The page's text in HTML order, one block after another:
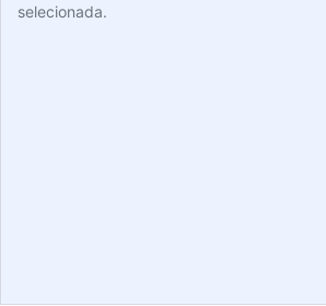
selecionada.